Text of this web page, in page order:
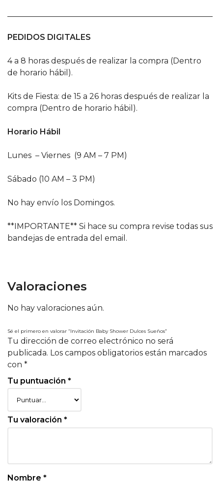
PEDIDOS DIGITALES
4 a 8 horas después de realizar la compra (Dentro
de horario hábil).
Kits de Fiesta: de 15 a 26 horas después de realizar la
compra (Dentro de horario hábil).
Horario Hábil
Lunes – Viernes (9 AM – 7 PM)
Sábado (10 AM – 3 PM)
No hay envío los Domingos.
**IMPORTANTE** Si hace su compra revise todas sus
bandejas de entrada del email.
Valoraciones
No hay valoraciones aún.
Sé el primero en valorar “Invitación Baby Shower Dulces Sueños”
Tu dirección de correo electrónico no será
publicada. Los campos obligatorios están marcados
con *
Tu puntuación *
Tu valoración *
Nombre *